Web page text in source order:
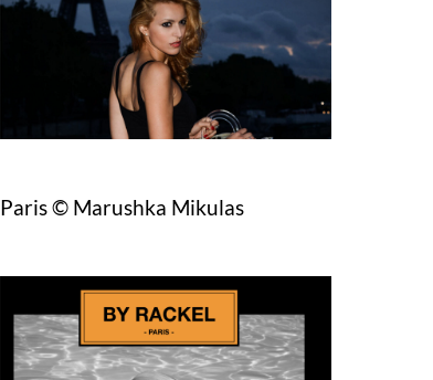
Paris © Marushka Mikulas